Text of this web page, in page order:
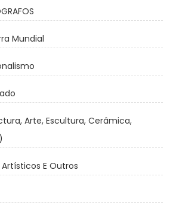
Mundial
Arte, Escultura, Cerâmica,
E Outros